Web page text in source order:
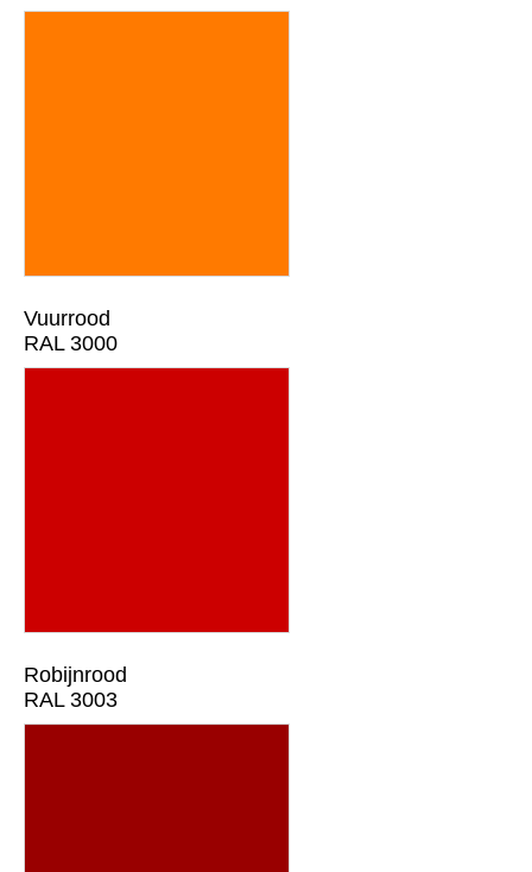
Vuurrood
RAL 3000
Robijnrood
RAL 3003